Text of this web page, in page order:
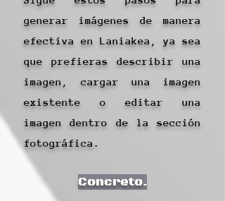
generar imágenes de manera
efectiva en Laniakea, ya sea
que prefieras describir una
imagen, cargar una imagen
existente o editar una
imagen dentro de la sección
fotográfica.
Concreto.